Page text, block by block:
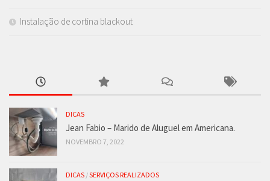
Instalação de cortina blackout
DICAS
Jean Fabio – Marido de Aluguel em Americana.
NOVEMBRO 7, 2022
DICAS /SERVIÇOS REALIZADOS